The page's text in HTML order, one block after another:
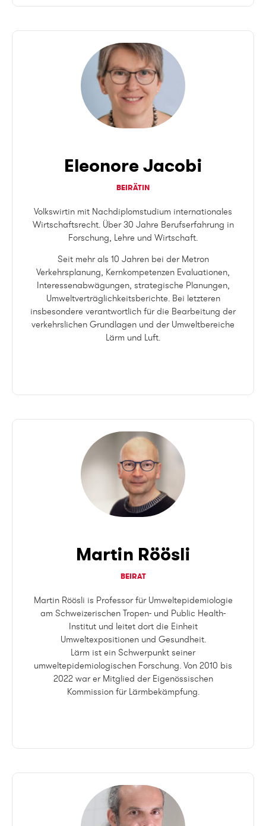
Eleonore Jacobi
BEIRÄTIN
Volkswirtin mit Nachdiplomstudium internationales
Wirtschaftsrecht. Über 30 Jahre Berufserfahrung in
Forschung, Lehre und Wirtschaft.
Seit mehr als 10 Jahren bei der Metron
Verkehrsplanung, Kernkompetenzen Evaluationen,
Interessenabwägungen, strategische Planungen,
Umweltverträglichkeitsberichte. Bei letzteren
insbesondere verantwortlich für die Bearbeitung der
verkehrslichen Grundlagen und der Umweltbereiche
Lärm und Luft.
Martin Röösli
BEIRAT
Martin Röösli is Professor für Umweltepidemiologie
am Schweizerischen Tropen- und Public Health-
Institut und leitet dort die Einheit
Umweltexpositionen und Gesundheit.
Lärm ist ein Schwerpunkt seiner
umweltepidemiologischen Forschung. Von 2010 bis
2022 war er Mitglied der Eigenössischen
Kommission für Lärmbekämpfung.